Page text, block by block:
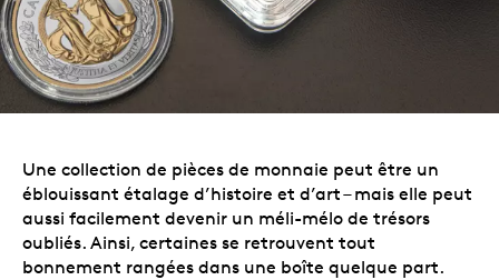
Une collection de pièces de monnaie peut être un
éblouissant étalage d’histoire et d’art – mais elle peut
aussi facilement devenir un méli-mélo de trésors
oubliés. Ainsi, certaines se retrouvent tout
bonnement rangées dans une boîte quelque part.